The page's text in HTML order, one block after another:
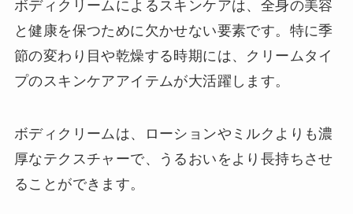
ボディクリームによるスキンケアは、全身の美容
と健康を保つために欠かせない要素です。特に季
節の変わり目や乾燥する時期には、クリームタイ
プのスキンケアアイテムが大活躍します。
ボディクリームは、ローションやミルクよりも濃
厚なテクスチャーで、うるおいをより長持ちさせ
ることができます。